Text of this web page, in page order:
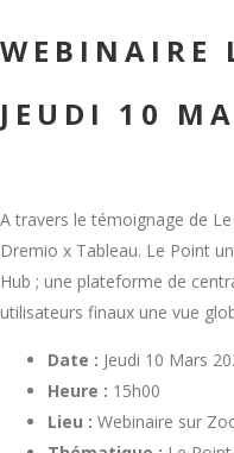
WEBINAIRE
JEUDI 10
A travers le témoignage de
Dremio x Tableau. Le Point
Hub ; une plateforme de
utilisateurs finaux une vue
Date : Jeudi 10 Mars
Heure : 15h00
Lieu : Webinaire sur